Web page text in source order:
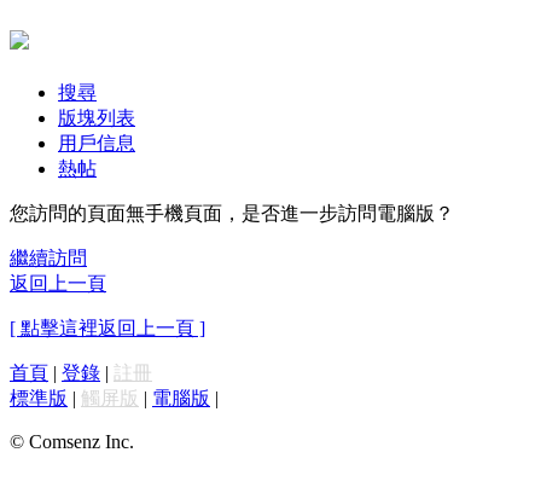
搜尋
版塊列表
用戶信息
熱帖
您訪問的頁面無手機頁面，是否進一步訪問電腦版？
繼續訪問
返回上一頁
[ 點擊這裡返回上一頁 ]
首頁 | 登錄 | 註冊
標準版 | 觸屏版 | 電腦版 |
© Comsenz Inc.